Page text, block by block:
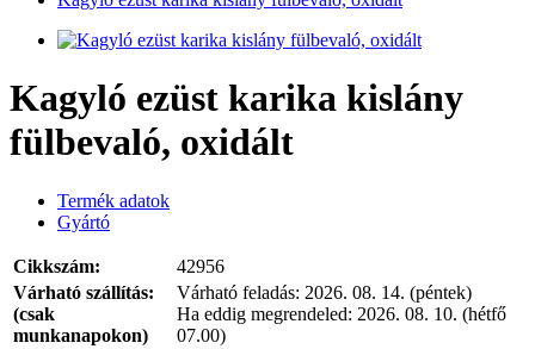
Kagyló ezüst karika kislány
fülbevaló, oxidált
Termék adatok
Gyártó
Cikkszám:
42956
Várható szállítás:
(csak
munkanapokon)
Várható feladás: 2026. 08. 14. (péntek)
Ha eddig megrendeled: 2026. 08. 10. (hétfő
07.00)